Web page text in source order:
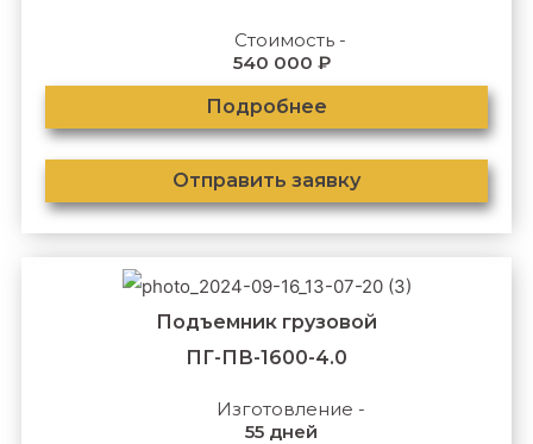
Стоимость -
540 000 ₽
Подробнее
Отправить заявку
Подъемник грузовой
ПГ-ПВ-1600-4.0
Изготовление -
55 дней